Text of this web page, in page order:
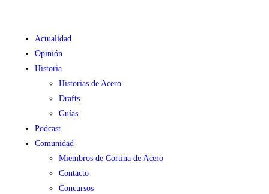
Actualidad
Opinión
Historia
Historias de Acero
Drafts
Guías
Podcast
Comunidad
Miembros de Cortina de Acero
Contacto
Concursos